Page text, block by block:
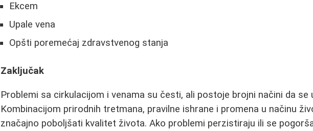
Ekcem
Upale vena
Opšti poremećaj zdravstvenog stanja
Zaključak
Problemi sa cirkulacijom i venama su česti, ali postoje brojni načini da se
Kombinacijom prirodnih tretmana, pravilne ishrane i promena u načinu
značajno poboljšati kvalitet života. Ako problemi perzistiraju ili se